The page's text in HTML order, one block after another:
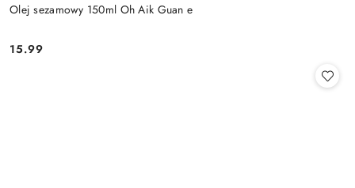
Olej sezamowy 150ml Oh Aik Guan e
Cena:
15.99